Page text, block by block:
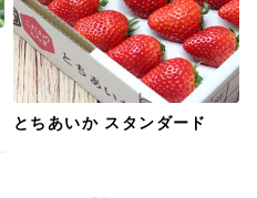
とちあいか スタンダード